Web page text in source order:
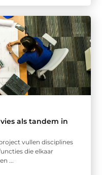
als tandem in
vullen disciplines
die elkaar
...